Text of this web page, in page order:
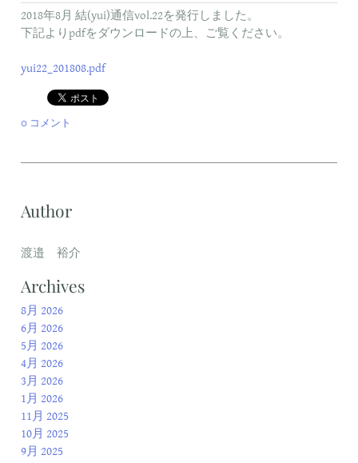
2018年8月 結(yui)通信vol.22を発行しました。
下記よりpdfをダウンロードの上、ご覧ください。
yui22_201808.pdf
0 コメント
Author
渡邉 裕介
Archives
8月 2026
6月 2026
5月 2026
4月 2026
3月 2026
1月 2026
11月 2025
10月 2025
9月 2025
モビリティ